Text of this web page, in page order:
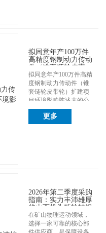
拟同意年产100万件
高精度钢制动力传动
件（锥套链轮皮带
轮）扩建项目环境影
响陈述表的公示
拟同意年产100万件高精
度钢制动力传动件（锥
套链轮皮带轮）扩建项
目环境影响陈述表的公
示 ...
更多
2026年第二季度采购
指南：实力丰沛雄厚
的山西机头链轮轴组
厂家深度解析
在矿山物理运动领域，
选择一家可靠的核心部